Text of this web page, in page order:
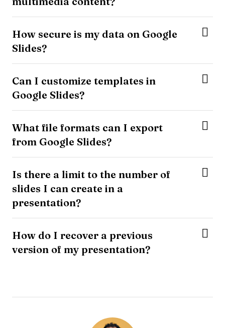
How secure is my data on Google
Slides?
Can I customize templates in
Google Slides?
What file formats can I export
from Google Slides?
Is there a limit to the number of
slides I can create in a
presentation?
How do I recover a previous
version of my presentation?